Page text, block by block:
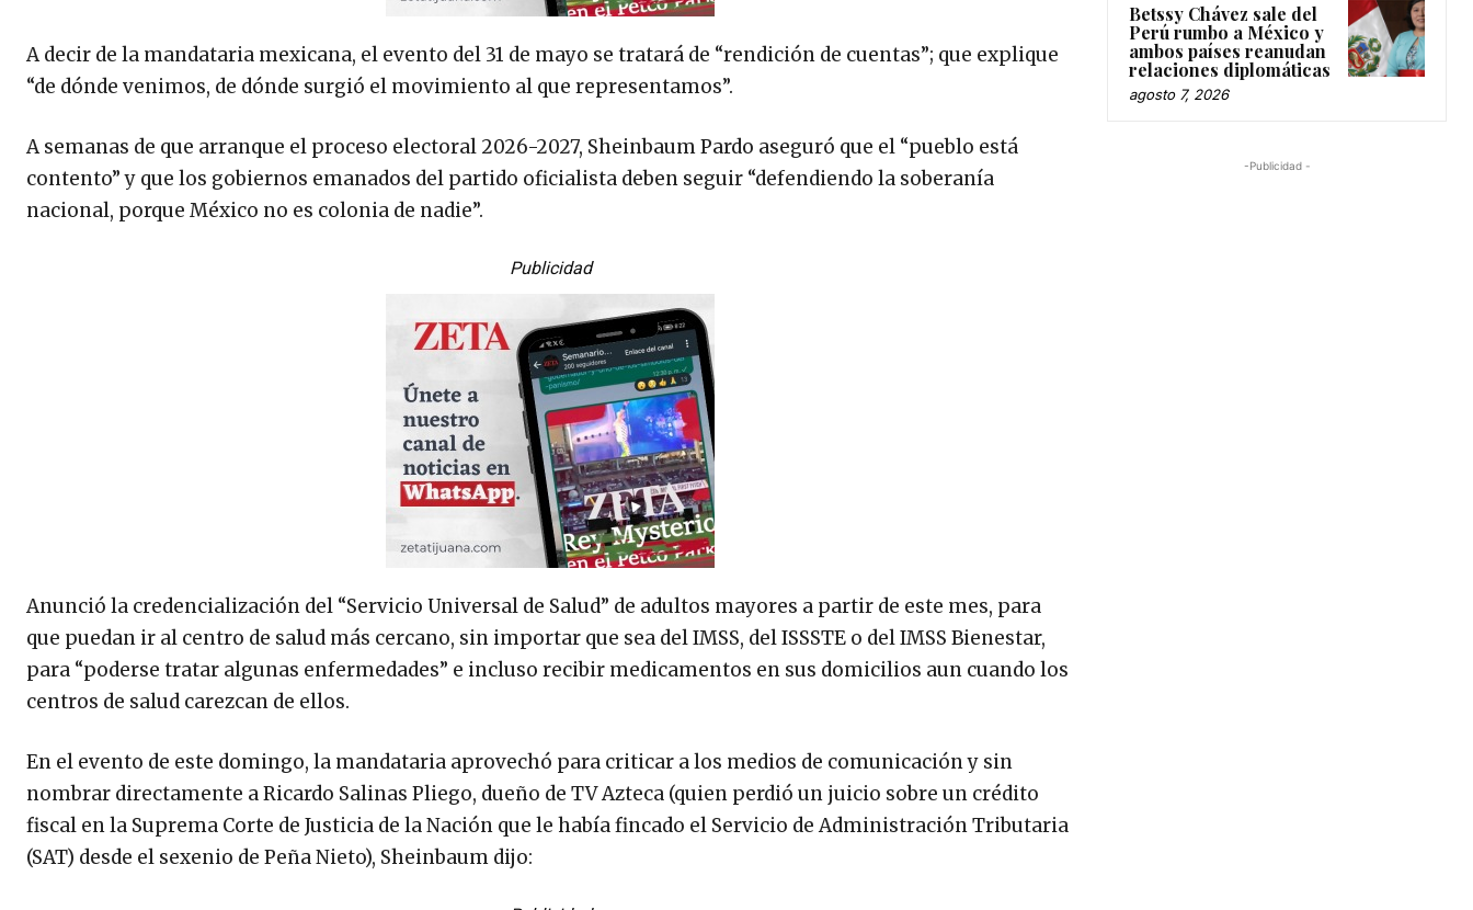
A decir de la mandataria mexicana, el evento del 31 de mayo se tratará de “rendición de cuentas”; que explique
“de dónde venimos, de dónde surgió el movimiento al que representamos”.
A semanas de que arranque el proceso electoral 2026-2027, Sheinbaum Pardo aseguró que el “pueblo está
contento” y que los gobiernos emanados del partido oficialista deben seguir “defendiendo la soberanía
nacional, porque México no es colonia de nadie”.
Publicidad
Anunció la credencialización del “Servicio Universal de Salud” de adultos mayores a partir de este mes, para
que puedan ir al centro de salud más cercano, sin importar que sea del IMSS, del ISSSTE o del IMSS Bienestar,
para “poderse tratar algunas enfermedades” e incluso recibir medicamentos en sus domicilios aun cuando los
centros de salud carezcan de ellos.
En el evento de este domingo, la mandataria aprovechó para criticar a los medios de comunicación y sin
nombrar directamente a Ricardo Salinas Pliego, dueño de TV Azteca (quien perdió un juicio sobre un crédito
fiscal en la Suprema Corte de Justicia de la Nación que le había fincado el Servicio de Administración Tributaria
(SAT) desde el sexenio de Peña Nieto), Sheinbaum dijo:
Betssy Chávez sale del
Perú rumbo a México y
ambos países reanudan
relaciones diplomáticas
agosto 7, 2026
-Publicidad -